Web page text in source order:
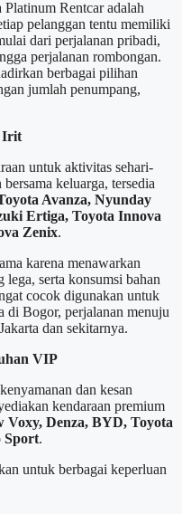
Platinum Rentcar adalah
pelanggan tentu memiliki
dari perjalanan pribadi,
perjalanan rombongan.
berbagai pilihan
jumlah penumpang,
Irit
untuk aktivitas sehari-
keluarga, tersedia
Avanza, Nyunday
Ertiga, Toyota Innova
Zenix.
karena menawarkan
lega, serta konsumsi bahan
cocok digunakan untuk
di Bogor, perjalanan menuju
dan sekitarnya.
VIP
dan kesan
kendaraan premium
Voxy, Denza, BYD, Toyota
Sport.
untuk berbagai keperluan